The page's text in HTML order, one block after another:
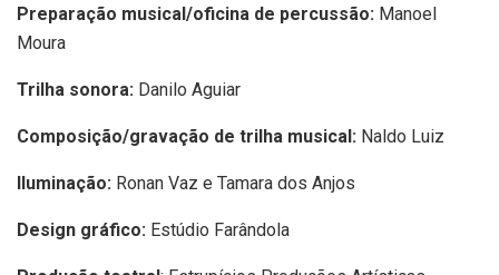
Preparação musical/oficina de percussão: Manoel
Moura
Trilha sonora: Danilo Aguiar
Composição/gravação de trilha musical: Naldo Luiz
Iluminação: Ronan Vaz e Tamara dos Anjos
Design gráfico: Estúdio Farândola